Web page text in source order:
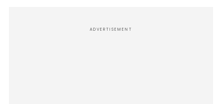
ADVERTISEMENT